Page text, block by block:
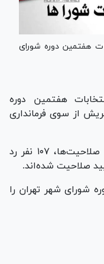
هفتمین دوره شورای
هفتمین دوره
از سوی فرمانداری
بر این اساس در فرآیند نهایی بررسی صلاحیت‌ها، ۱۰۷ نفر رد
شورای شهر تهران را